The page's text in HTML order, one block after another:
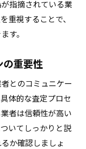
指摘されている業
重視することで、
す。
の重要性
とのコミュニケー
体的な査定プロセ
者は信頼性が高い
いてしっかりと説
か確認しましょ